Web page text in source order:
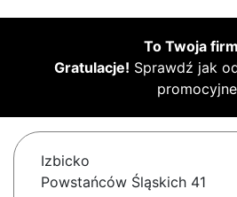
To Twoja
Gratulacje! Sprawdź jak
Izbicko
Powstańców Śląskich 41